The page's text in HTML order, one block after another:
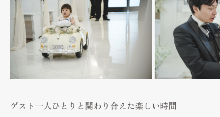
ゲスト一人ひとりと関わり合えた楽しい時間